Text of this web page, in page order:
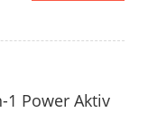
1 Power Aktiv